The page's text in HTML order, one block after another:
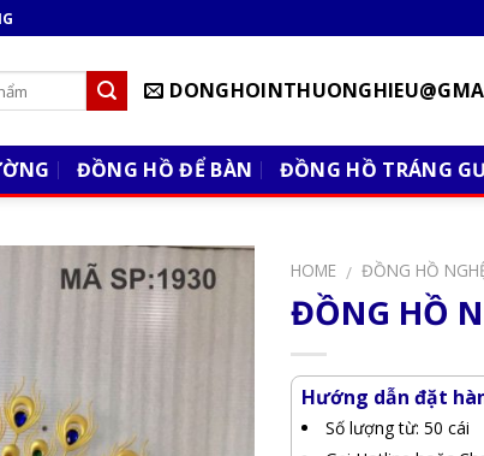
ĐỒNG HỒ ĐỂ BÀN ĐỒNG HỒ TRÁNG
HOME / ĐỒNG HỒ
ĐỒNG HỒ
Hướng dẫn đặt
Số lượng từ: 50 cái